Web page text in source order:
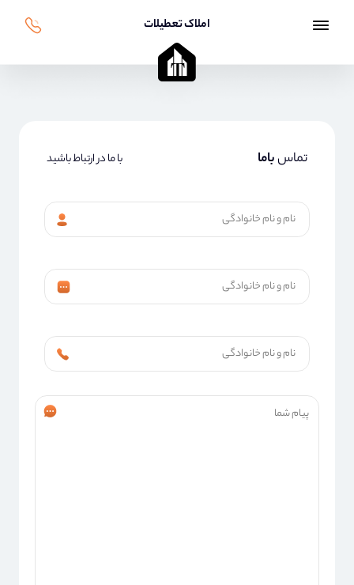
املاک تعطیلات
تماسباما با ما در ارتباط باشید